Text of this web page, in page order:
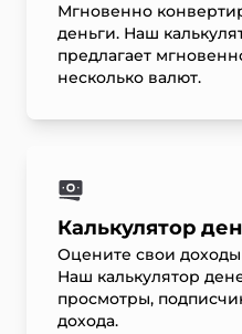
Мгновенно
деньги. Наш
предлагает
несколько валют.
Калькулятор
Оцените свои доходы
Наш калькулятор
просмотры,
дохода.